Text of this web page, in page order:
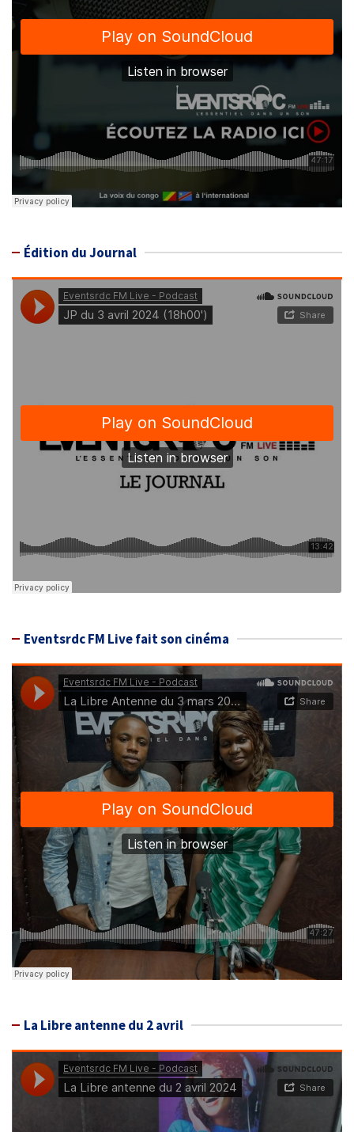
Édition du Journal
Eventsrdc FM Live fait son cinéma
La Libre antenne du 2 avril